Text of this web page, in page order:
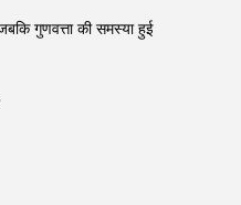
गुणवत्ता की समस्या हुई